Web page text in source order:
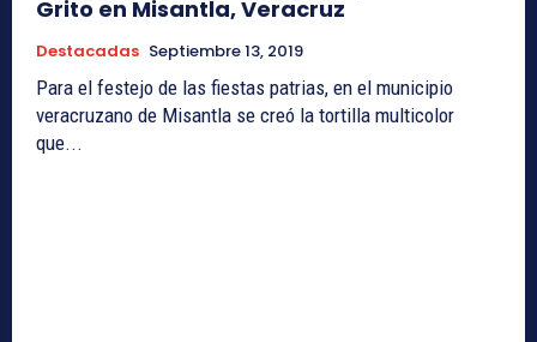
Grito en Misantla, Veracruz
Destacadas Septiembre 13, 2019
Para el festejo de las fiestas patrias, en el municipio
veracruzano de Misantla se creó la tortilla multicolor
que...